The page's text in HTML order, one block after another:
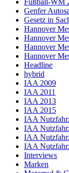
Genfer
Gesetz in
Hannover
Hannover
Hannover
Hannover
Headline
hybrid
IAA 2009
IAA 2011
IAA 2013
IAA 2015
IAA
IAA
IAA
IAA
Interviews
Marken